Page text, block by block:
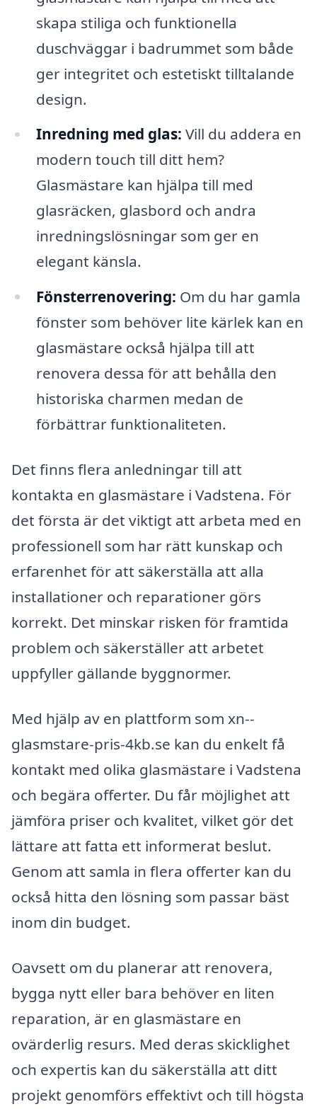
skapa stiliga och funktionella
duschväggar i badrummet som både
ger integritet och estetiskt tilltalande
design.
Inredning med glas: Vill du addera en
modern touch till ditt hem?
Glasmästare kan hjälpa till med
glasräcken, glasbord och andra
inredningslösningar som ger en
elegant känsla.
Fönsterrenovering: Om du har gamla
fönster som behöver lite kärlek kan en
glasmästare också hjälpa till att
renovera dessa för att behålla den
historiska charmen medan de
förbättrar funktionaliteten.
Det finns flera anledningar till att
kontakta en glasmästare i Vadstena. För
det första är det viktigt att arbeta med en
professionell som har rätt kunskap och
erfarenhet för att säkerställa att alla
installationer och reparationer görs
korrekt. Det minskar risken för framtida
problem och säkerställer att arbetet
uppfyller gällande byggnormer.
Med hjälp av en plattform som xn--
glasmstare-pris-4kb.se kan du enkelt få
kontakt med olika glasmästare i Vadstena
och begära offerter. Du får möjlighet att
jämföra priser och kvalitet, vilket gör det
lättare att fatta ett informerat beslut.
Genom att samla in flera offerter kan du
också hitta den lösning som passar bäst
inom din budget.
Oavsett om du planerar att renovera,
bygga nytt eller bara behöver en liten
reparation, är en glasmästare en
ovärderlig resurs. Med deras skicklighet
och expertis kan du säkerställa att ditt
projekt genomförs effektivt och till högsta